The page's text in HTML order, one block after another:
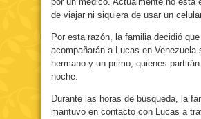
de viajar ni siquiera de usar un
Por esta razón, la familia decidió
acompañarán a Lucas en Venezuela
hermano y un primo, quienes
noche.
Durante las horas de búsqueda, la
mantuvo en contacto con Lucas a